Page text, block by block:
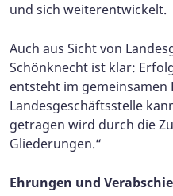
und sich weiterentwickelt.
Auch aus Sicht von
Schönknecht ist klar:
entsteht im gemeinsamen
Landesgeschäftsstelle
getragen wird durch die
Gliederungen.“
Ehrungen und